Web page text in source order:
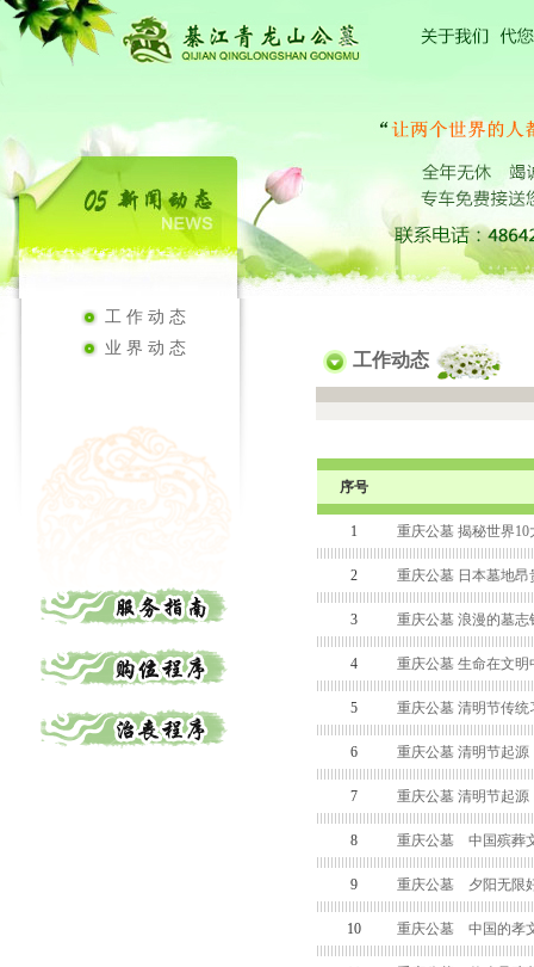
工作动态
业界动态
工作动态
序号
1 重庆公墓 揭秘世界10
2 重庆公墓 日本墓地
3 重庆公墓 浪漫的墓志
4 重庆公墓 生命在文明
5 重庆公墓 清明节传统
6 重庆公墓 清明节起源
7 重庆公墓 清明节起源
8 重庆公墓 中国殡葬
9 重庆公墓 夕阳无限
10 重庆公墓 中国的孝